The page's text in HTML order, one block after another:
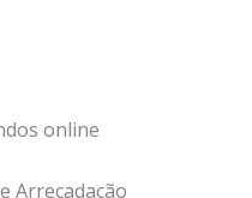
online
Arrecadação